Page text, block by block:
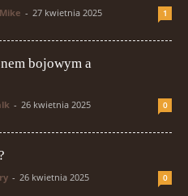
- 27 kwietnia 2025 1
bojowym a
- 26 kwietnia 2025 0
- 26 kwietnia 2025 0